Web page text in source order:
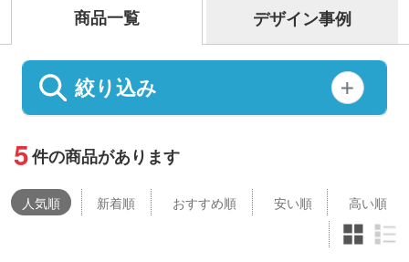
商品一覧 デザイン事例
絞り込み
5件の商品があります
人気順 新着順 おすすめ順 安い順 高い順